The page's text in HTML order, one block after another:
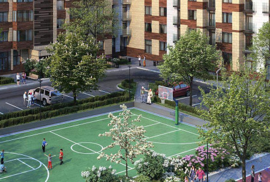
Москва / Московская обл
Получить контакты Посмотреть на карте
Прямая продажа от застройщика! Кладовая номер 49 общей
площадью 12.1 кв.м. на -1-м этаже в Поколение. Скидки на
кладовые: В ЖК «Поколение» можно приобрести кладовую со
скидкой до 30%. Акции проводятся до 31.01.2023.
Подробности в офисах продаж.[#3097062#]
736 (+1)
Навигация
Характеристики
О помещении
Где находится
Контакты
Другие объявления